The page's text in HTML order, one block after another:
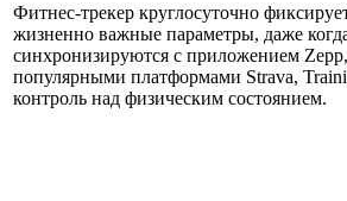
Фитнес-трекер круглосуточно
жизненно важные параметры, даже
синхронизируются с приложением
популярными платформами Strava,
контроль над физическим состоянием.